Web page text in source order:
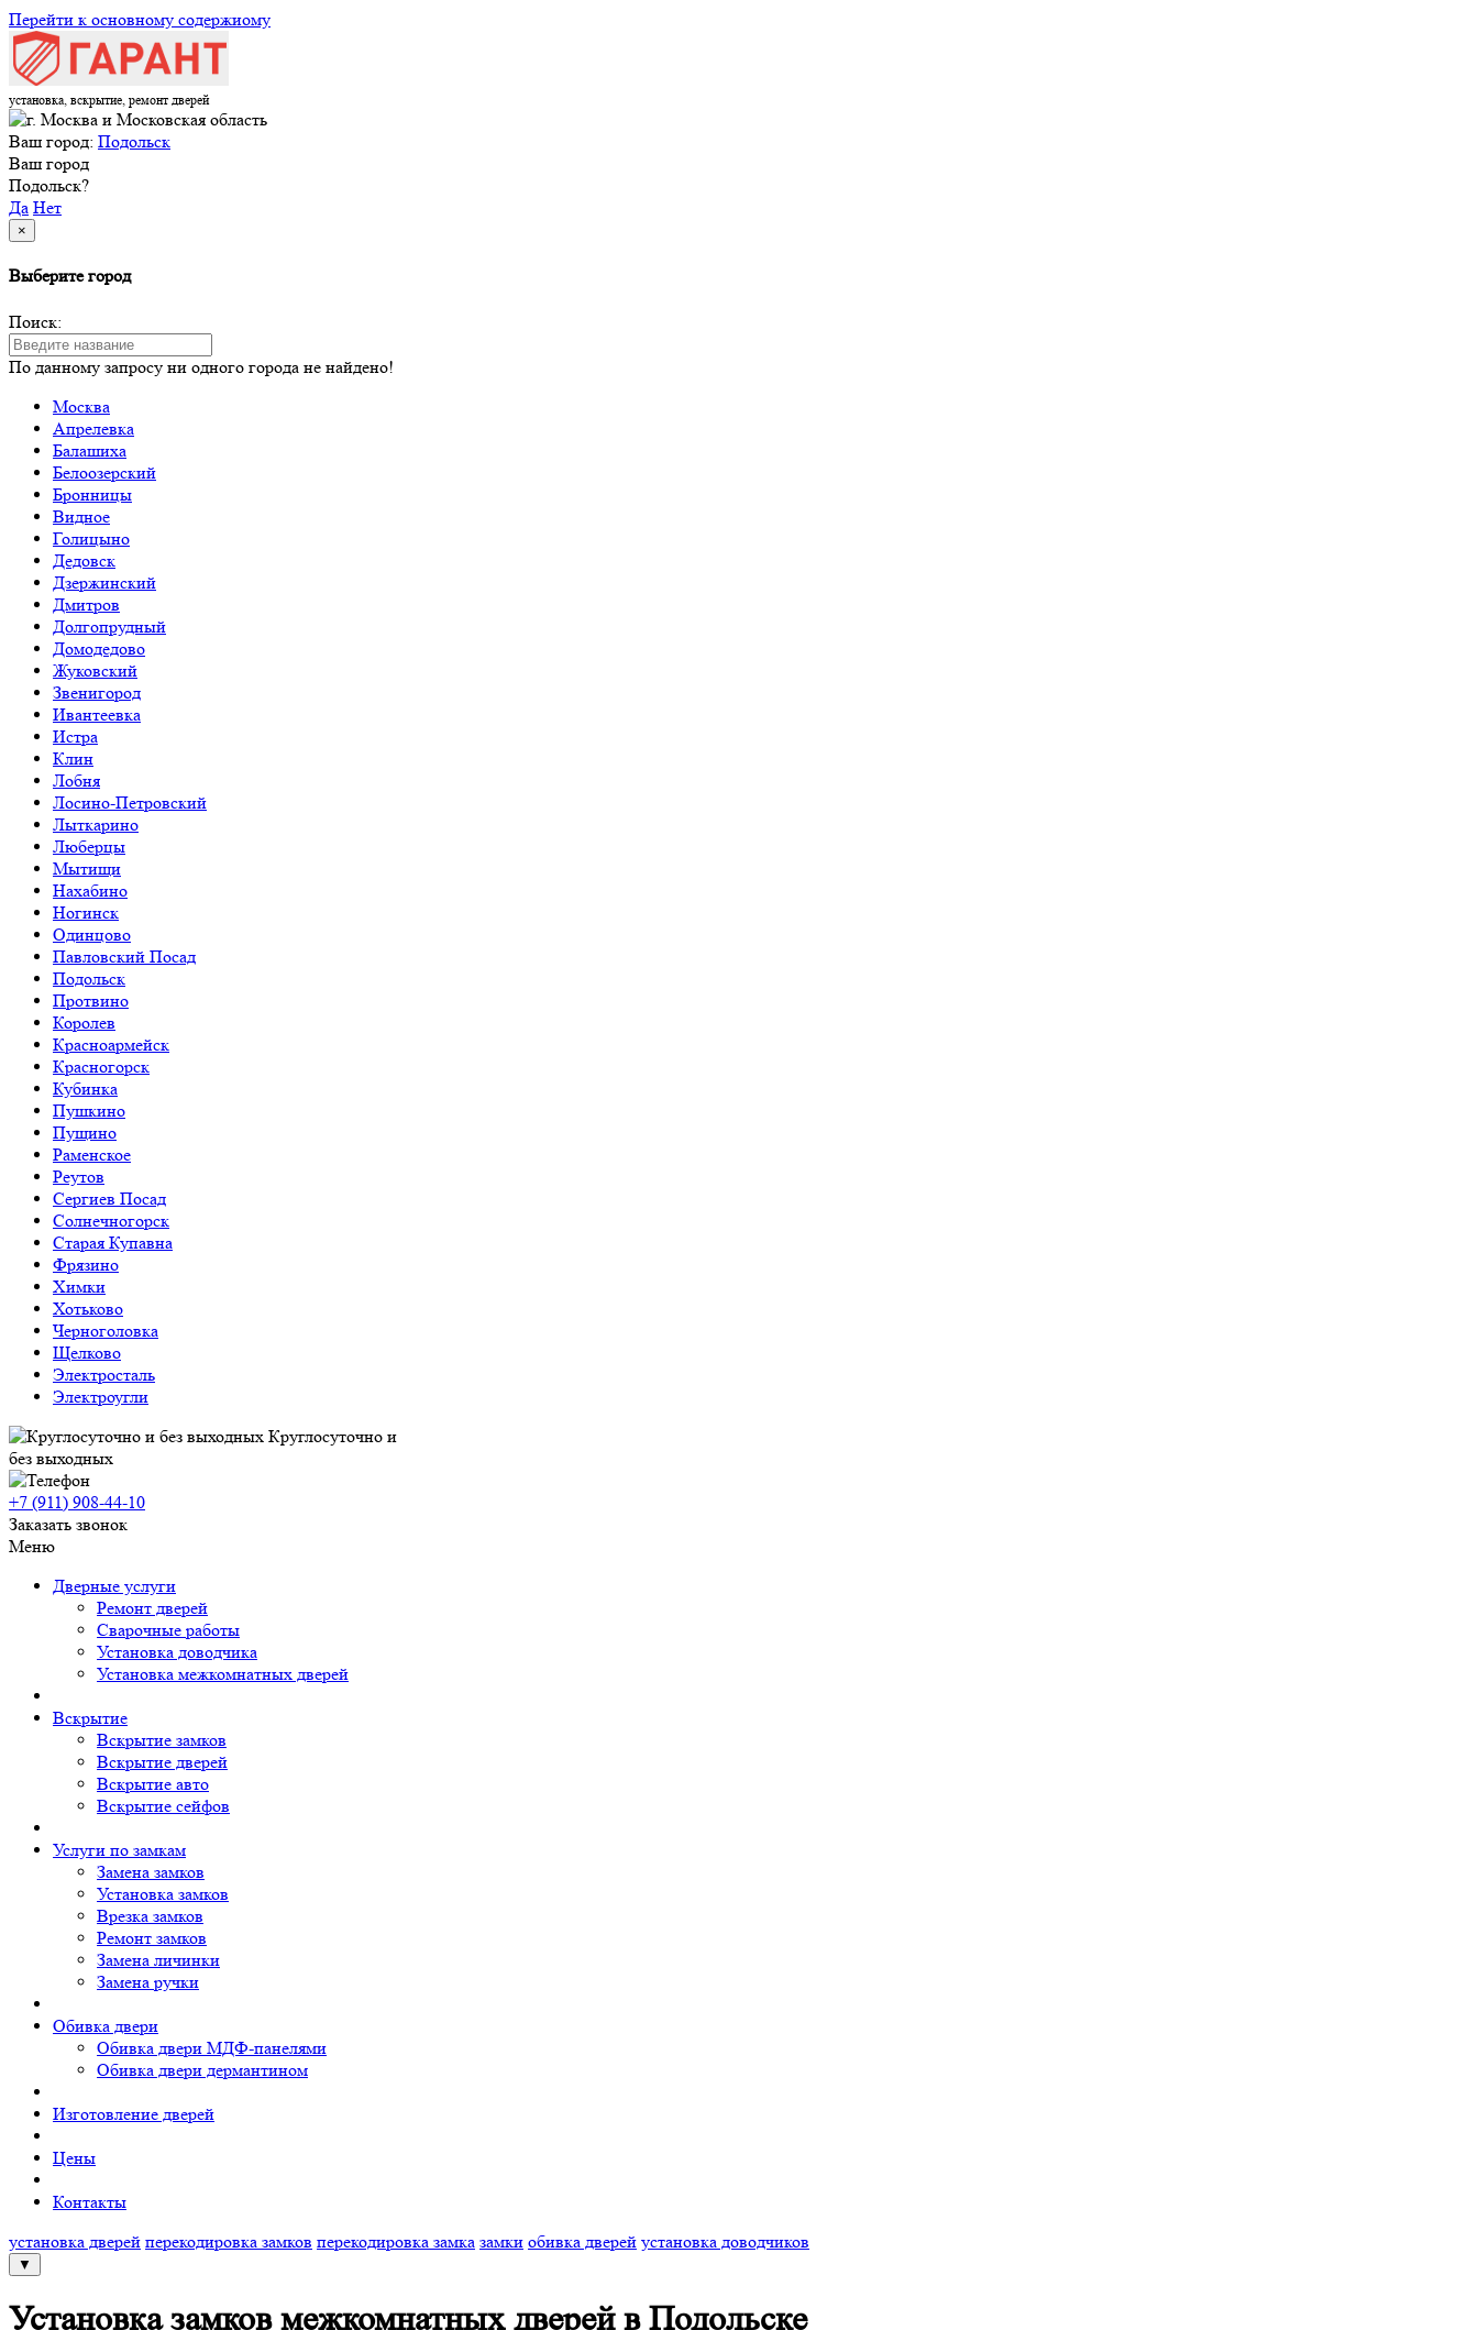
Перейти к основному содержиому
установка, вскрытие, ремонт дверей
Ваш город: Подольск
Ваш город
Подольск?
Да Нет
×
Выберите город
Поиск:
По данному запросу ни одного города не найдено!
Москва
Апрелевка
Балашиха
Белоозерский
Бронницы
Видное
Голицыно
Дедовск
Дзержинский
Дмитров
Долгопрудный
Домодедово
Жуковский
Звенигород
Ивантеевка
Истра
Клин
Лобня
Лосино-Петровский
Лыткарино
Люберцы
Мытищи
Нахабино
Ногинск
Одинцово
Павловский Посад
Подольск
Протвино
Королев
Красноармейск
Красногорск
Кубинка
Пушкино
Пущино
Раменское
Реутов
Сергиев Посад
Солнечногорск
Старая Купавна
Фрязино
Химки
Хотьково
Черноголовка
Щелково
Электросталь
Электроугли
Круглосуточно и
без выходных
+7 (911) 908-44-10
Заказать звонок
Меню
Дверные услуги
Ремонт дверей
Сварочные работы
Установка доводчика
Установка межкомнатных дверей
Вскрытие
Вскрытие замков
Вскрытие дверей
Вскрытие авто
Вскрытие сейфов
Услуги по замкам
Замена замков
Установка замков
Врезка замков
Ремонт замков
Замена личинки
Замена ручки
Обивка двери
Обивка двери МДФ-панелями
Обивка двери дермантином
Изготовление дверей
Цены
Контакты
установка дверей перекодировка замков перекодировка замка замки обивка дверей установка доводчиков
▼
Установка замков межкомнатных дверей в Подольске